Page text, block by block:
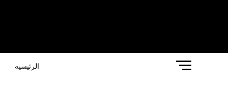
الرئيسيه